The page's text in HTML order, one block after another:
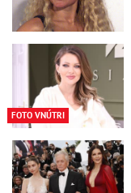
FOTO VNÚTRI